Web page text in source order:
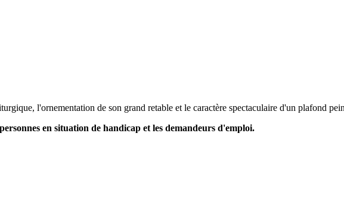
l'ornementation de son grand retable et le caractère spectaculaire d'un plafond
en situation de handicap et les demandeurs d'emploi.